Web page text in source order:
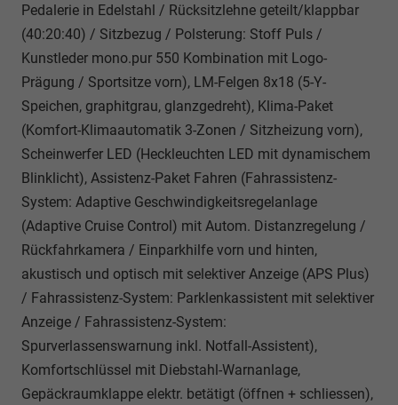
Pedalerie in Edelstahl / Rücksitzlehne geteilt/klappbar
(40:20:40) / Sitzbezug / Polsterung: Stoff Puls /
Kunstleder mono.pur 550 Kombination mit Logo-
Prägung / Sportsitze vorn), LM-Felgen 8x18 (5-Y-
Speichen, graphitgrau, glanzgedreht), Klima-Paket
(Komfort-Klimaautomatik 3-Zonen / Sitzheizung vorn),
Scheinwerfer LED (Heckleuchten LED mit dynamischem
Blinklicht), Assistenz-Paket Fahren (Fahrassistenz-
System: Adaptive Geschwindigkeitsregelanlage
(Adaptive Cruise Control) mit Autom. Distanzregelung /
Rückfahrkamera / Einparkhilfe vorn und hinten,
akustisch und optisch mit selektiver Anzeige (APS Plus)
/ Fahrassistenz-System: Parklenkassistent mit selektiver
Anzeige / Fahrassistenz-System:
Spurverlassenswarnung inkl. Notfall-Assistent),
Komfortschlüssel mit Diebstahl-Warnanlage,
Gepäckraumklappe elektr. betätigt (öffnen + schliessen),